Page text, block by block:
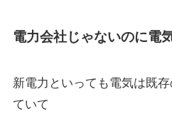
電力会社じゃないのに電
新電力といっても電気は既
ていて